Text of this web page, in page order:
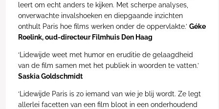
leert om echt anders te kijken. Met scherpe analyses,
onverwachte invalshoeken en diepgaande inzichten
onthult Paris hoe films werken onder de oppervlakte.’ Géke
Roelink, oud-directeur Filmhuis Den Haag
‘Lidewijde weet met humor en eruditie de gelaagdheid
van de film samen met het publiek in woorden te vatten.’
Saskia Goldschmidt
‘Lidewijde Paris is zo iemand van wie je blij wordt. Ze legt
allerlei facetten van een film bloot in een onderhoudend